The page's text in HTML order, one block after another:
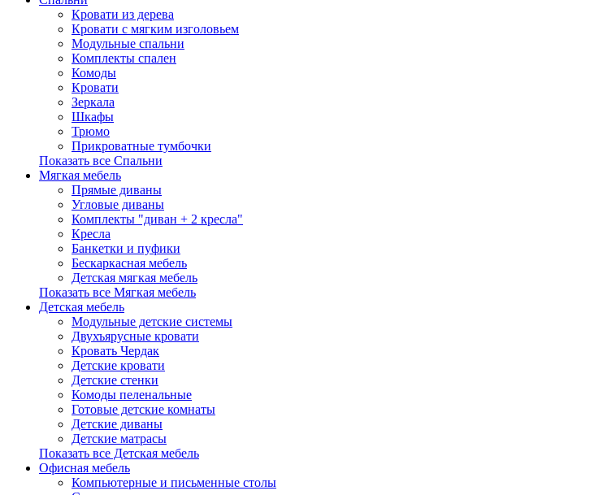
Кровати из дерева
Кровати с мягким изголовьем
Модульные спальни
Комплекты спален
Комоды
Кровати
Зеркала
Шкафы
Трюмо
Прикроватные тумбочки
Показать все Спальни
Мягкая мебель
Прямые диваны
Угловые диваны
Комплекты "диван + 2 кресла"
Кресла
Банкетки и пуфики
Бескаркасная мебель
Детская мягкая мебель
Показать все Мягкая мебель
Детская мебель
Модульные детские системы
Двухъярусные кровати
Кровать Чердак
Детские кровати
Детские стенки
Комоды пеленальные
Готовые детские комнаты
Детские диваны
Детские матрасы
Показать все Детская мебель
Офисная мебель
Компьютерные и письменные столы